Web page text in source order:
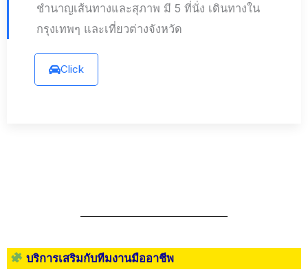
ชำนาญเส้นทางและสุภาพ มี 5 ที่นั่ง เดินทางใน
กรุงเทพๆ และเที่ยวต่างจังหวัด
Click
บริการเสริมกับทีมงานมืออาชีพ